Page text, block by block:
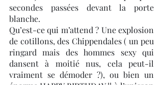
secondes passées devant la porte
blanche.
Qu’est-ce qui m’attend ? Une explosion
de cotillons, des Chippendales ( un peu
ringard mais des hommes sexy qui
dansent à moitié nus, cela peut-il
vraiment se démoder ?), ou bien un